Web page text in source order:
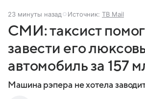
23 минуты назад Источник: ТВ Mail
СМИ: таксист
завести его
автомобиль за 157
Машина рэпера не хотела